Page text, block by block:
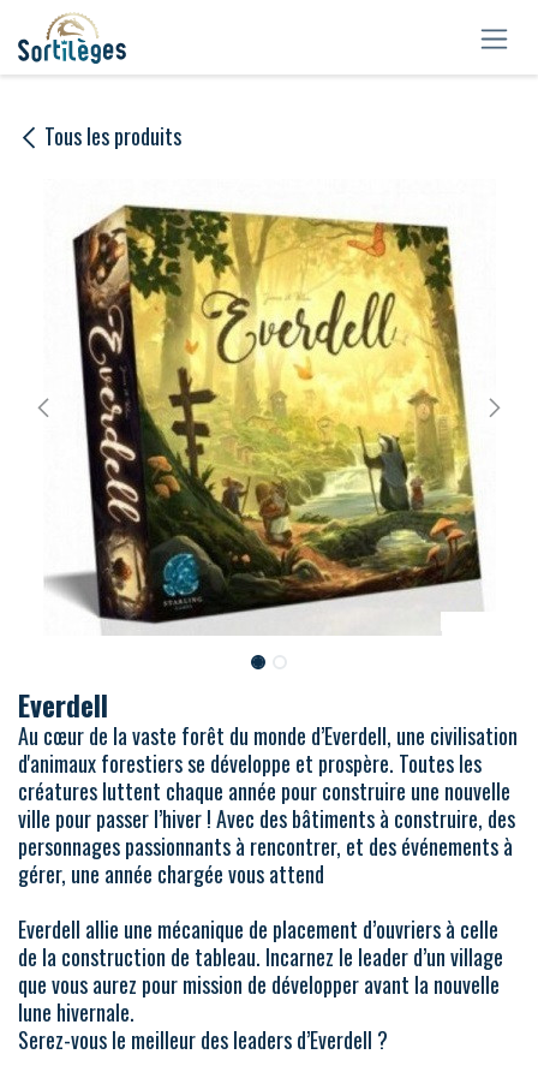
Se rendre au contenu
Tous les produits
Everdell
Au cœur de la vaste forêt du monde d’Everdell, une civilisation
d'animaux forestiers se développe et prospère. Toutes les
créatures luttent chaque année pour construire une nouvelle
ville pour passer l’hiver ! Avec des bâtiments à construire, des
personnages passionnants à rencontrer, et des événements à
gérer, une année chargée vous attend
Everdell allie une mécanique de placement d’ouvriers à celle
de la construction de tableau. Incarnez le leader d’un village
que vous aurez pour mission de développer avant la nouvelle
lune hivernale.
Serez-vous le meilleur des leaders d’Everdell ?